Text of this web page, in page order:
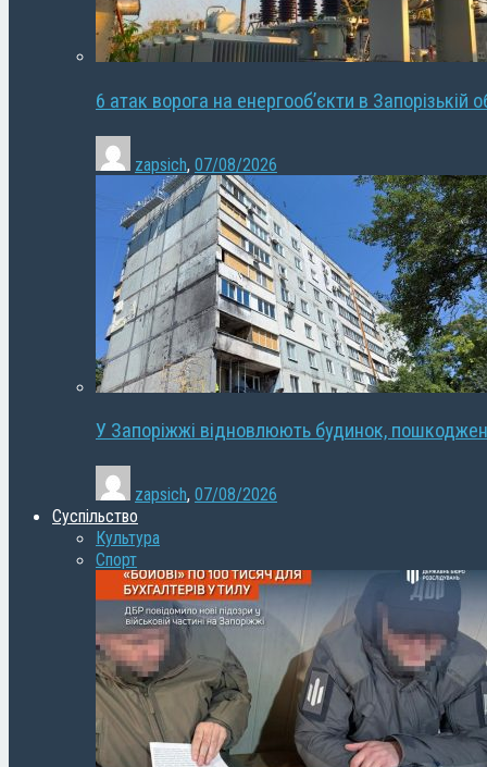
6 атак ворога на енергооб’єкти в Запорізькій
zapsich, 07/08/2026
У Запоріжжі відновлюють будинок,
zapsich, 07/08/2026
Суспільство
Культура
Спорт